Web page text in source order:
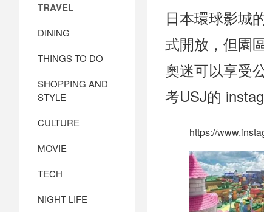
TRAVEL
DINING
THINGS TO DO
SHOPPING AND
STYLE
CULTURE
MOVIE
TECH
NIGHT LIFE
日本環球影城
式開放，但園
奧迷可以享受
考USJ的
https://